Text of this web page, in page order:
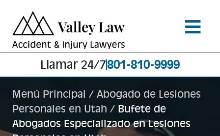
Llamar 24/7801-810-9999
Menú Principal / Abogado de Lesiones
Personales en Utah / Bufete de
Abogados Especializado en Lesiones